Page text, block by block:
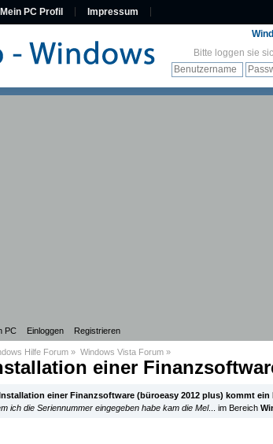
Mein PC Profil Impressum
Bitte loggen sie
PC Einloggen Registrieren
Hilfe Forum » Windows Vista Forum»
einer
einer Finanzsoftware (büroeasy 2012 plus) kommt ein
ich die Seriennummer eingegeben habe kam die Mel... im Bereich